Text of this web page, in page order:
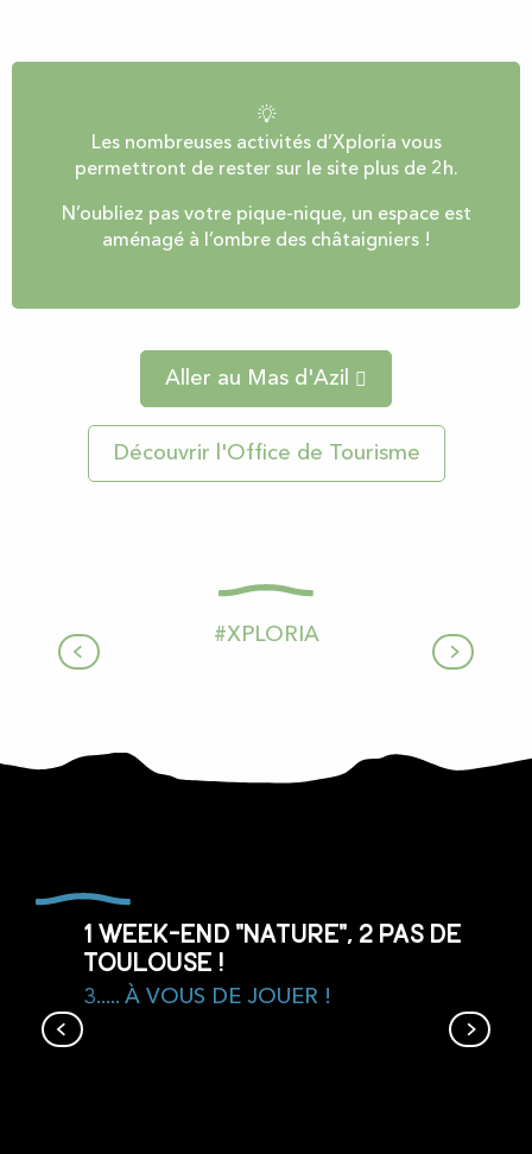
Les nombreuses activités d’Xploria vous
permettront de rester sur le site plus de 2h.
N’oubliez pas votre pique-nique, un espace est
aménagé à l’ombre des châtaigniers !
Aller au Mas d'Azil
Découvrir l'Office de Tourisme
#XPLORIA
1 week-end "nature", 2 pas de
Toulouse !
3..... À VOUS DE JOUER !
Un nuancier de villages